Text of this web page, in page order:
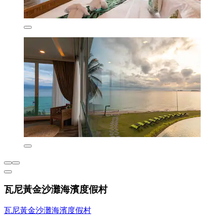
瓦尼黃金沙灘海濱度假村
瓦尼黃金沙灘海濱度假村